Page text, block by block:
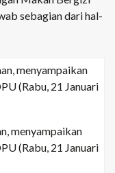
sebagian dari hal-
menyampaikan
(Rabu, 21 Januari